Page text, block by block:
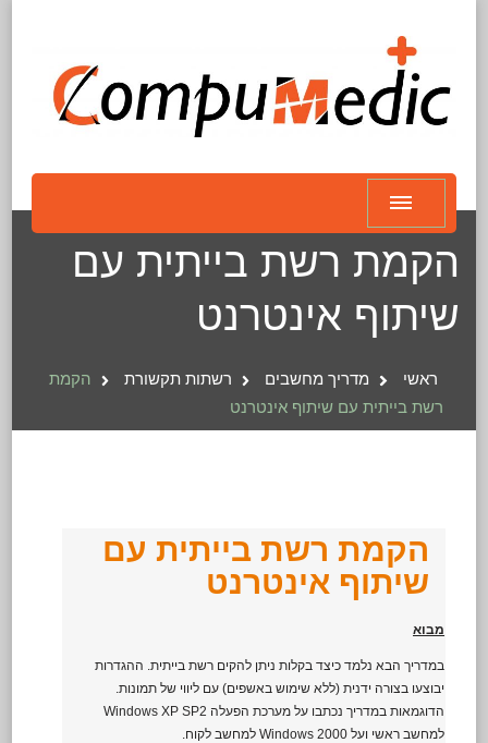
הקמת רשת בייתית עם
שיתוף אינטרנט
ראשי מדריך מחשבים רשתות תקשורת
הקמת
רשת בייתית עם שיתוף אינטרנט
הקמת רשת בייתית עם
שיתוף אינטרנט
מבוא
במדריך הבא נלמד כיצד בקלות ניתן להקים רשת בייתית. ההגדרות
יבוצעו בצורה ידנית (ללא שימוש באשפים) עם ליווי של תמונות.
הדוגמאות במדריך נכתבו על מערכת הפעלה Windows XP SP2
למחשב ראשי ועל Windows 2000 למחשב לקוח.